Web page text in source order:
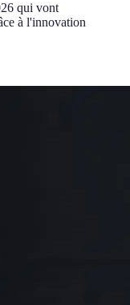
qui vont
à l'innovation